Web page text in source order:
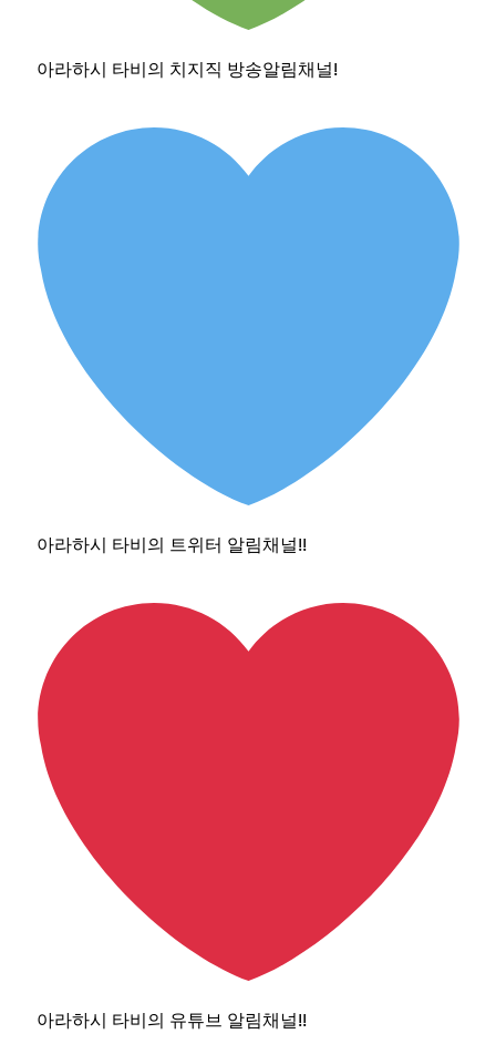
아라하시 타비의 치지직 방송알림채널!
아라하시 타비의 트위터 알림채널!!
아라하시 타비의 유튜브 알림채널!!